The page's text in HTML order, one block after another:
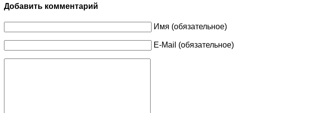
Добавить комментарий
Имя (обязательное)
E-Mail (обязательное)